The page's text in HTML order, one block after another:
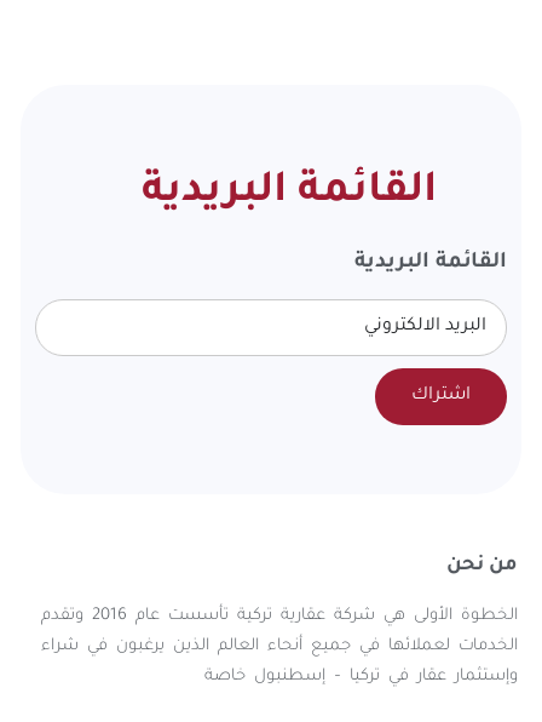
القائمة البريدية
القائمة البريدية
اشتراك
من نحن
الخطوة الأولى هي شركة عقارية تركية تأسست عام 2016 وتقدم
الخدمات لعملائها في جميع أنحاء العالم الذين يرغبون في شراء
وإستثمار عقار في تركيا – إسطنبول خاصة